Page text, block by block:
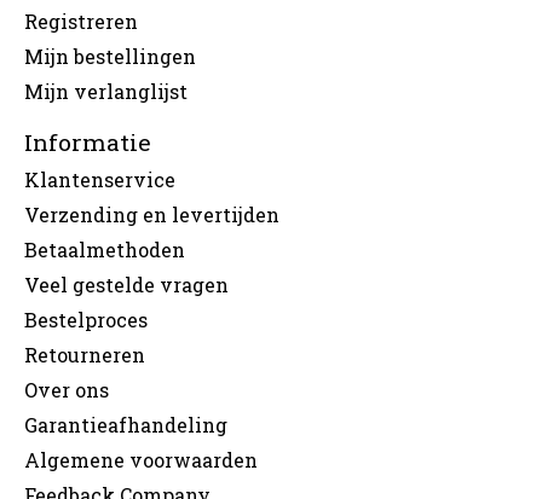
Registreren
Mijn bestellingen
Mijn verlanglijst
Informatie
Klantenservice
Verzending en levertijden
Betaalmethoden
Veel gestelde vragen
Bestelproces
Retourneren
Over ons
Garantieafhandeling
Algemene voorwaarden